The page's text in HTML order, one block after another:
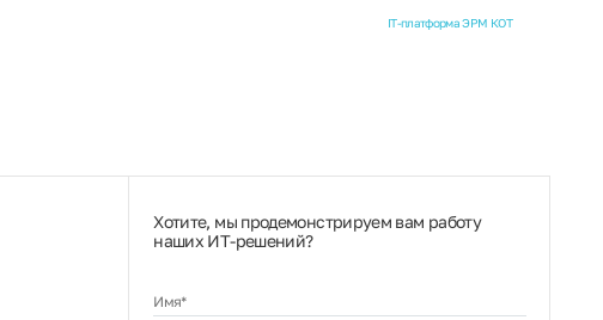
IT-платформа ЭРМ КОТ
Хотите, мы продемонстрируем вам работу
наших ИТ‑решений?
Имя*